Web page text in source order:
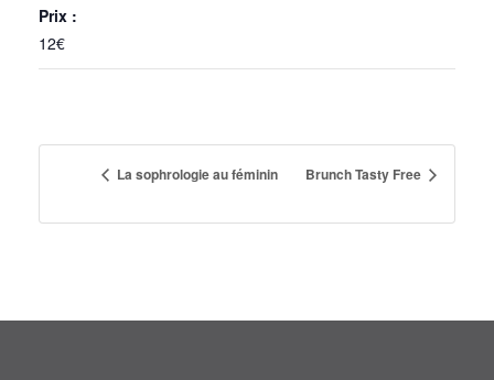
Prix :
12€
La sophrologie au féminin Brunch Tasty Free